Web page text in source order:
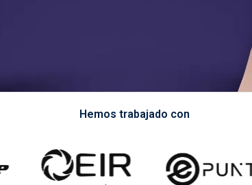
Hemos trabajado con